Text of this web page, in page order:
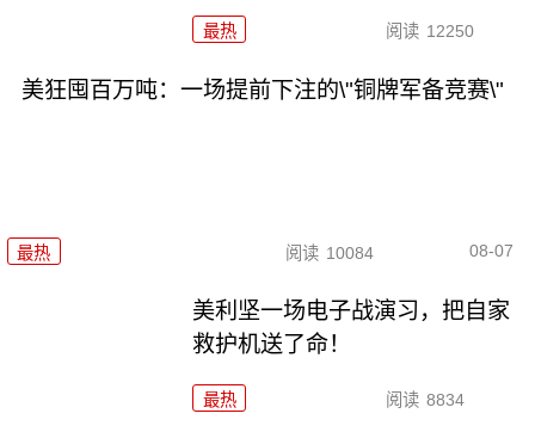
最热 阅读 12250
美狂囤百万吨：一场提前下注的\"铜牌军备竞赛\"
最热 阅读 10084 08-07
美利坚一场电子战演习，把自家
救护机送了命！
最热 阅读 8834